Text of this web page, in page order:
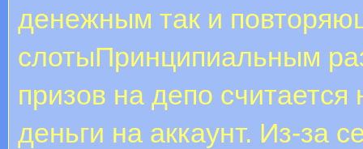
денежным так и
слотыПринципиальным
призов на депо
деньги на аккаунт. Из-за